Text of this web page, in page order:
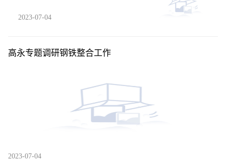
2023-07-04
高永专题调研钢铁整合工作
2023-07-04